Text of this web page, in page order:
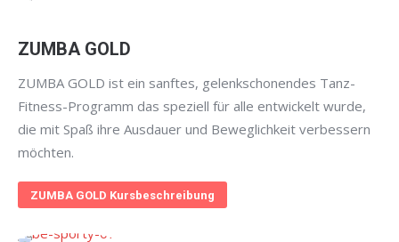
ZUMBA GOLD
ZUMBA GOLD ist ein sanftes, gelenkschonendes Tanz-
Fitness-Programm das speziell für alle entwickelt wurde,
die mit Spaß ihre Ausdauer und Beweglichkeit verbessern
möchten.
ZUMBA GOLD Kursbeschreibung